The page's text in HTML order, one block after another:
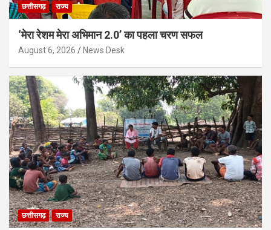
छत्तीसगढ़ राज्य
‘मेरा रेशम मेरा अभिमान 2.0’ का पहला चरण सफल
August 6, 2026 News Desk
छत्तीसगढ़ राज्य